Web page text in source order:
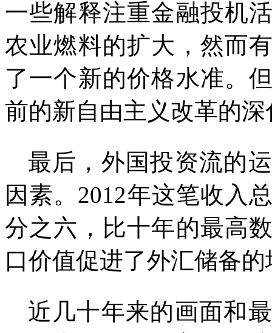
一些解释注重金融投机
农业燃料的扩大，然而
了一个新的价格水准。
前的新自由主义改革的深
最后，外国投资流的
因素。 2012年这笔收入
分之六，比十年的最高
口价值促进了外汇储备
近几十年来的画面和